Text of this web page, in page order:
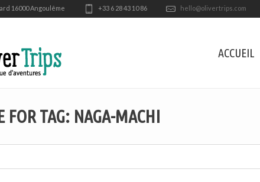
16000 Angoulême +33 6 28 43 10 86 hello@olivertrips.com
ACCUEIL
FOR TAG: NAGA-MACHI